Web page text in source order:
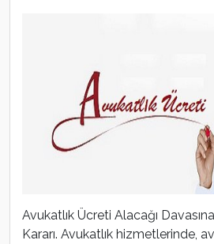
Avukatlık Ücreti Alacağı
Kararı. Avukatlık hizmetlerinde,